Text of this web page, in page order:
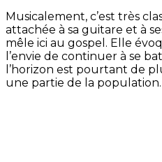
Musicalement, c’est très
attachée à sa guitare et à
mêle ici au gospel. Elle
l’envie de continuer à se
l’horizon est pourtant de
une partie de la population.